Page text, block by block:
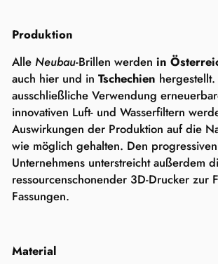
Produktion
Alle Neubau-Brillen werden in
auch hier und in Tschechien
ausschließliche Verwendung
innovativen Luft- und Wasserfiltern
Auswirkungen der Produktion auf die
wie möglich gehalten. Den
Unternehmens unterstreicht außerdem
ressourcenschonender 3D-Drucker zur
Fassungen.
Material